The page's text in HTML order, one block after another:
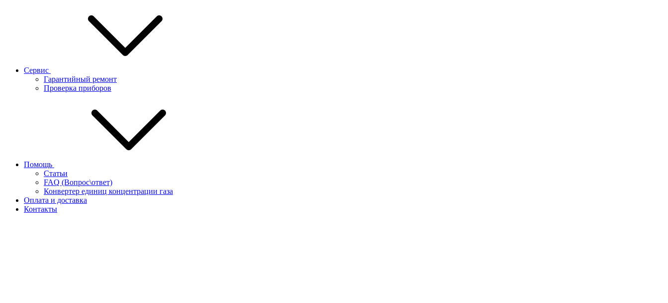
Сервис
Гарантийный ремонт
Проверка приборов
Помощь
Статьи
FAQ (Вопрос\ответ)
Конвертер единиц концентрации газа
Оплата и доставка
Контакты